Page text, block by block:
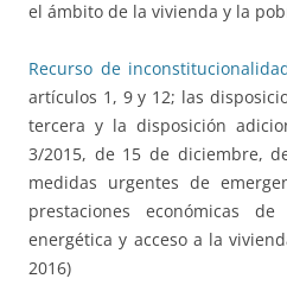
el ámbito de la vivienda y la
Recurso de
artículos 1, 9 y 12; las
tercera y la disposición
3/2015, de 15 de diciembre,
medidas urgentes de
prestaciones económicas
energética y acceso a la
2016)